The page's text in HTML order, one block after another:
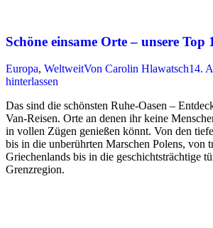
Schöne einsame Orte – unsere Top
Europa, WeltweitVon Carolin Hlawatsch14.
hinterlassen
Das sind die schönsten Ruhe-Oasen –
Van-Reisen. Orte an denen ihr keine
in vollen Zügen genießen könnt. Von den
bis in die unberührten Marschen Polens, von
Griechenlands bis in die geschichtsträchtige
Grenzregion.